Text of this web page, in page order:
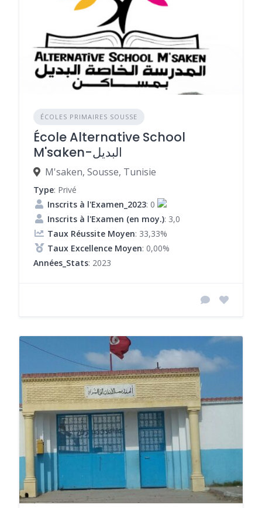
ÉCOLES PRIMAIRES SOUSSE
École Alternative School
M'saken-البديل
M'saken, Sousse, Tunisie
Type: Privé
Inscrits à l'Examen_2023: 0
Inscrits à l'Examen (en moy.): 3,0
Taux Réussite Moyen: 33,33%
Taux Excellence Moyen: 0,00%
Années_Stats: 2023